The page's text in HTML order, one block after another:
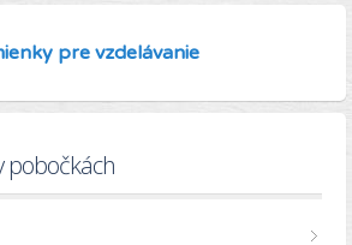
pre vzdelávanie
pobočkách